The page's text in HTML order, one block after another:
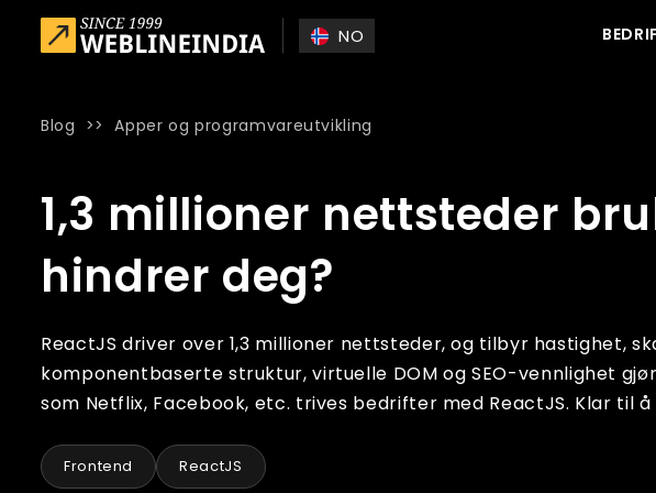
Skip to main content
NO
Blog >>Apper og programvareutvikling
1,3 millioner nettsteder
hindrer deg?
ReactJS driver over 1,3 millioner nettsteder, og tilbyr hastighet,
komponentbaserte struktur, virtuelle DOM og SEO-vennlighet
som Netflix, Facebook, etc. trives bedrifter med ReactJS. Klar til
Frontend ReactJS